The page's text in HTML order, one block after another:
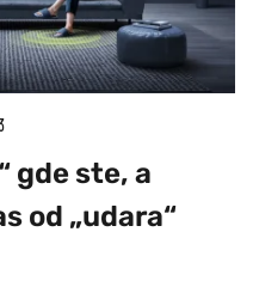
gde ste, a
od „udara“